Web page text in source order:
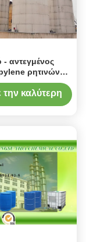
- αντεγμένος
ρητινών
Ν-βουτυλικός
γλυκόλης με το
την καλύτερη